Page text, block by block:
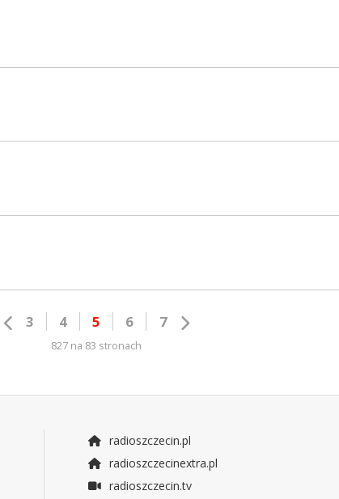
3 4 5 6 7
827 na 83 stronach
radioszczecin.pl
radioszczecinextra.pl
radioszczecin.tv